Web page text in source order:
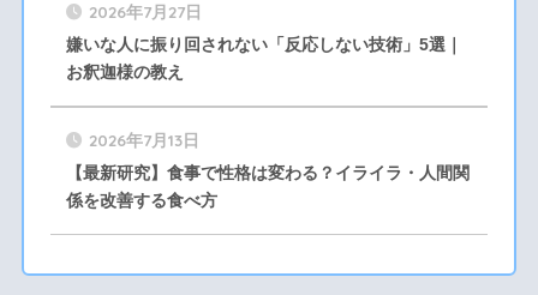
2026年7月27日
嫌いな人に振り回されない「反応しない技術」5選｜
お釈迦様の教え
2026年7月13日
【最新研究】食事で性格は変わる？イライラ・人間関
係を改善する食べ方